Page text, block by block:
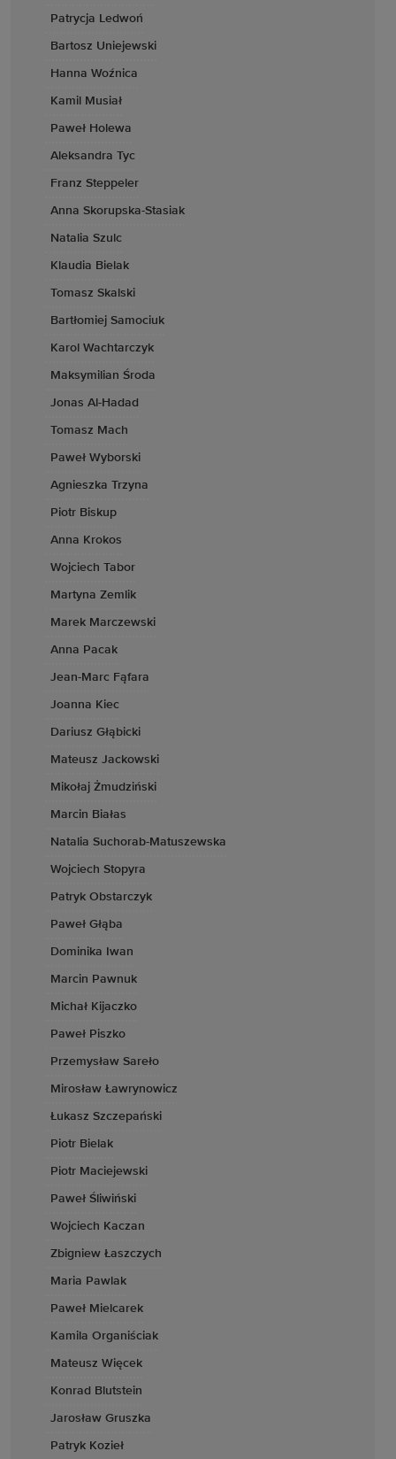
Patrycja Ledwoń
Bartosz Uniejewski
Hanna Woźnica
Kamil Musiał
Paweł Holewa
Aleksandra Tyc
Franz Steppeler
Anna Skorupska-Stasiak
Natalia Szulc
Klaudia Bielak
Tomasz Skalski
Bartłomiej Samociuk
Karol Wachtarczyk
Maksymilian Środa
Jonas Al-Hadad
Tomasz Mach
Paweł Wyborski
Agnieszka Trzyna
Piotr Biskup
Anna Krokos
Wojciech Tabor
Martyna Zemlik
Marek Marczewski
Anna Pacak
Jean-Marc Fąfara
Joanna Kiec
Dariusz Głąbicki
Mateusz Jackowski
Mikołaj Żmudziński
Marcin Białas
Natalia Suchorab-Matuszewska
Wojciech Stopyra
Patryk Obstarczyk
Paweł Głąba
Dominika Iwan
Marcin Pawnuk
Michał Kijaczko
Paweł Piszko
Przemysław Sareło
Mirosław Ławrynowicz
Łukasz Szczepański
Piotr Bielak
Piotr Maciejewski
Paweł Śliwiński
Wojciech Kaczan
Zbigniew Łaszczych
Maria Pawlak
Paweł Mielcarek
Kamila Organiściak
Mateusz Więcek
Konrad Blutstein
Jarosław Gruszka
Patryk Kozieł